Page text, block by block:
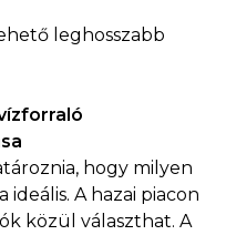
leghosszabb
hogy milyen
A hazai piacon
közül választhat. A